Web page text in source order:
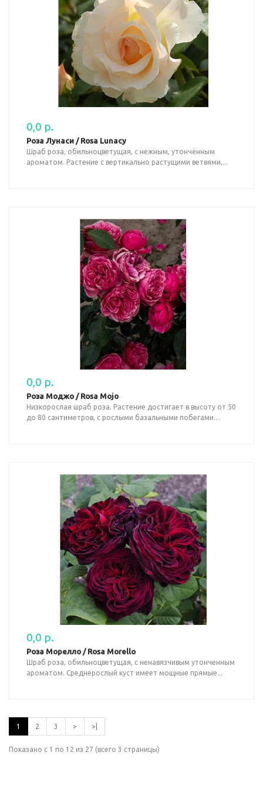
0,0 р.
Роза Лунаси / Rosa Lunacy
Шраб роза, обильноцветущая, с нежным, утончённым
ароматом. Растение с вертикально растущими ветвями,...
0,0 р.
Роза Моджо / Rosa Mojo
Низкорослая шраб роза. Растение достигает в высоту от 50
до 80 сантиметров, с рослыми базальными побегами....
0,0 р.
Роза Морелло / Rosa Morello
Шраб роза, обильноцветущая, с ненавязчивым утонченным
ароматом. Среднерослый куст имеет мощные прямые...
1 2 3 > >|
Показано с 1 по 12 из 27 (всего 3 страницы)